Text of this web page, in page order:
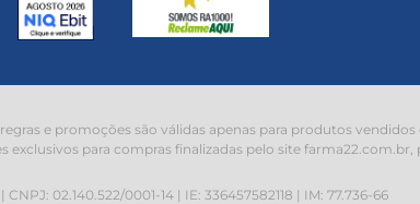
regras e promoções são válidas apenas para produtos
exclusivos para compras finalizadas pelo site
02.140.522/0001-14 | IE: 336457582118 | IM: 77.736-66